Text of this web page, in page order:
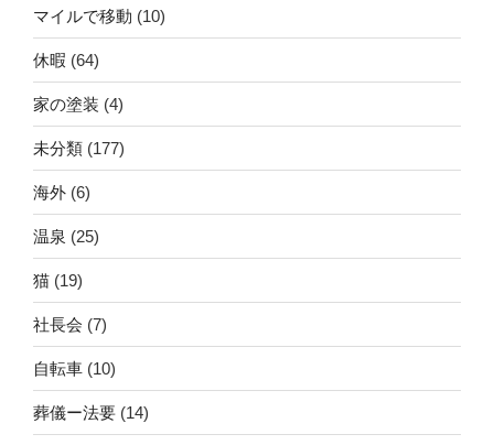
マイルで移動 (10)
休暇 (64)
家の塗装 (4)
未分類 (177)
海外 (6)
温泉 (25)
猫 (19)
社長会 (7)
自転車 (10)
葬儀ー法要 (14)